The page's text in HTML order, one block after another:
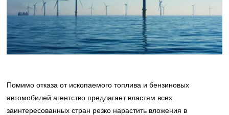
Помимо отказа от ископаемого топлива и бензиновых
автомобилей агентство предлагает властям всех
заинтересованных стран резко нарастить вложения в